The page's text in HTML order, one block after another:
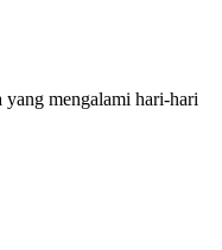
yang mengalami hari-hari